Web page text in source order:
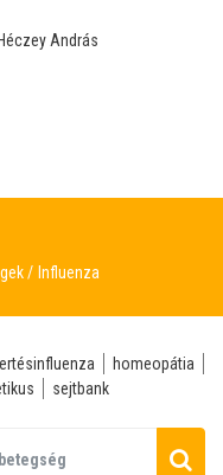
András
Influenza
homeopátia
sejtbank